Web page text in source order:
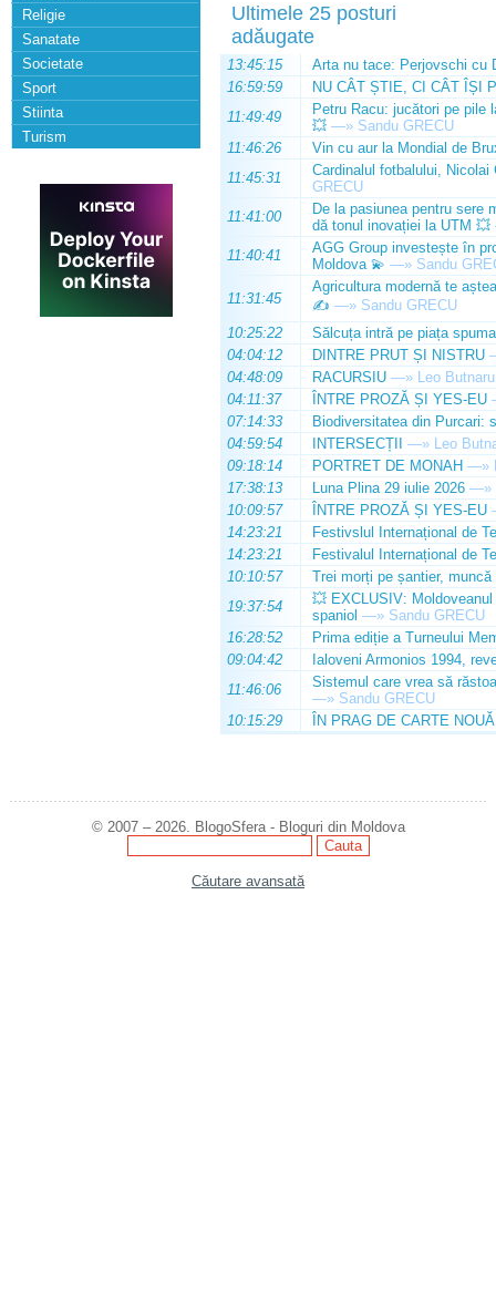
Religie
Sanatate
Societate
Sport
Stiinta
Turism
Ultimele 25 posturi
adăugate
13:45:15
Arta nu tace: Perjovschi cu
16:59:59
NU CÂT ȘTIE, CI CÂT ÎȘI
11:49:49
Petru Racu: jucători pe pile
💥 —» Sandu GRECU
11:46:26
Vin cu aur la Mondial de
11:45:31
Cardinalul fotbalului,
GRECU
11:41:00
De la pasiunea pentru sere
dă tonul inovației la UTM 💥
11:40:41
AGG Group investește în
Moldova 💫 —» Sandu
11:31:45
Agricultura modernă te
✍️ —» Sandu GRECU
10:25:22
Sălcuța intră pe piața
04:04:12
DINTRE PRUT ȘI NISTRU
04:48:09
RACURSIU —» Leo Butnaru
04:11:37
ÎNTRE PROZĂ ȘI YES-EU
07:14:33
Biodiversitatea din Purcari:
04:59:54
INTERSECȚII —» Leo
09:18:14
PORTRET DE MONAH —»
17:38:13
Luna Plina 29 iulie 2026 —»
10:09:57
ÎNTRE PROZĂ ȘI YES-EU
14:23:21
Festivslul Internațional de
14:23:21
Festivalul Internațional de
10:10:57
Trei morți pe șantier, muncă
19:37:54
💥 EXCLUSIV:
spaniol —» Sandu GRECU
16:28:52
Prima ediție a Turneului
09:04:42
Ialoveni Armonios 1994,
11:46:06
Sistemul care vrea să
—» Sandu GRECU
10:15:29
ÎN PRAG DE CARTE NOUĂ
© 2007 – 2026. BlogoSfera - Bloguri din Moldova
Căutare avansată